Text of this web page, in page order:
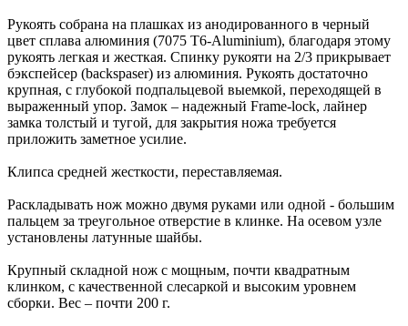
Рукоять собрана на плашках из анодированного в черный
цвет сплава алюминия (7075 T6-Aluminium), благодаря этому
рукоять легкая и жесткая. Спинку рукояти на 2/3 прикрывает
бэкспейсер (backspaser) из алюминия. Рукоять достаточно
крупная, с глубокой подпальцевой выемкой, переходящей в
выраженный упор. Замок – надежный Frame-lock, лайнер
замка толстый и тугой, для закрытия ножа требуется
приложить заметное усилие.
Клипса средней жесткости, переставляемая.
Раскладывать нож можно двумя руками или одной - большим
пальцем за треугольное отверстие в клинке. На осевом узле
установлены латунные шайбы.
Крупный складной нож с мощным, почти квадратным
клинком, с качественной слесаркой и высоким уровнем
сборки. Вес – почти 200 г.